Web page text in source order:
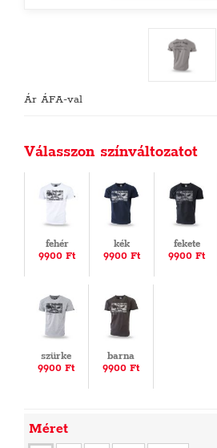
Ár ÁFA-val
Válasszon színváltozatot
fehér
9900 Ft
kék
9900 Ft
fekete
9900 Ft
szürke
9900 Ft
barna
9900 Ft
Méret